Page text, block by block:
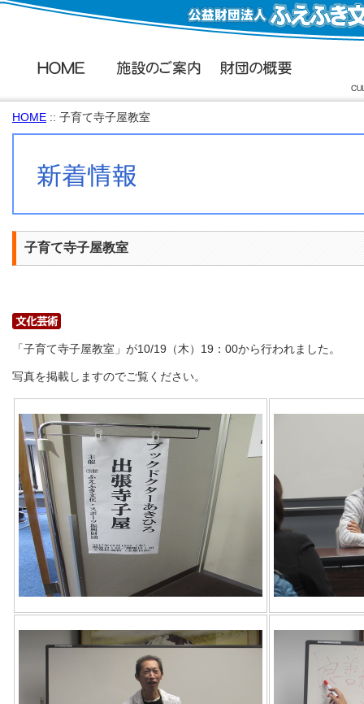
HOME :: 子育て寺子屋教室
子育て寺子屋教室
「子育て寺子屋教室」が10/19（木）19：00から行われました。
写真を掲載しますのでご覧ください。